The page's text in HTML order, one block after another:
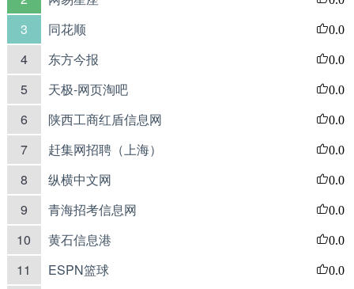
3 同花顺 0.0
4 东方今报 0.0
5 天极-网页淘吧 0.0
6 陕西工商红盾信息网 0.0
7 赶集网招聘（上海） 0.0
8 纵横中文网 0.0
9 青海招考信息网 0.0
10 黄石信息港 0.0
11 ESPN篮球 0.0